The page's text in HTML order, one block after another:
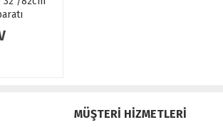
MÜŞTERİ HİZMETLERİ